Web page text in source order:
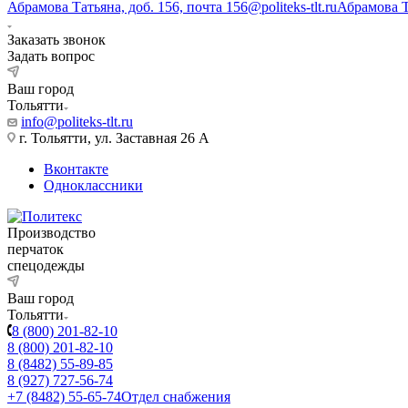
Абрамова Татьяна, доб. 156, почта 156@politeks-tlt.ruАбрамова
Заказать звонок
Задать вопрос
Ваш город
Тольятти
info@politeks-tlt.ru
г. Тольятти, ул. Заставная 26 А
Вконтакте
Одноклассники
Производство
перчаток
спецодежды
Ваш город
Тольятти
8 (800) 201-82-10
8 (800) 201-82-10
8 (8482) 55-89-85
8 (927) 727-56-74
+7 (8482) 55-65-74Отдел снабжения